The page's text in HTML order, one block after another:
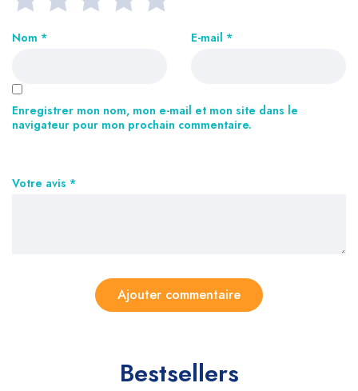
Votre avis *
Nom * E-mail *
Enregistrer mon nom, mon e-mail et mon site dans le
navigateur pour mon prochain commentaire.
Bestsellers